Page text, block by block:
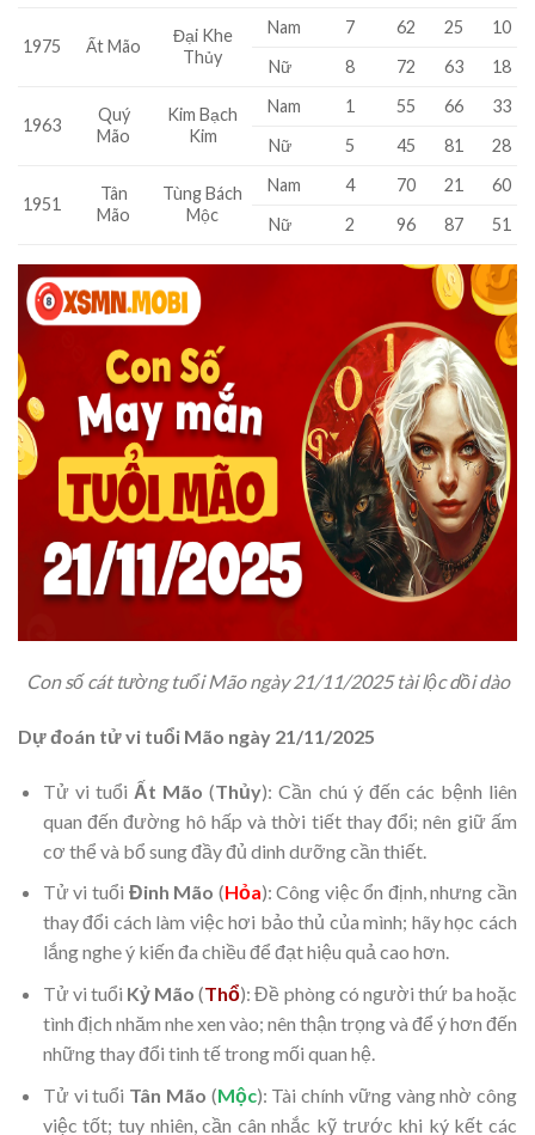
1975 Ất Mão
Đại Khe
Thủy
Nam 7 62 25
10
Nữ
8 72 63 18
1963
Quý
Mão
Kim Bạch
Kim
Nam 1 55 66
33
Nữ
5 45 81 28
1951
Tân
Mão
Tùng Bách
Mộc
Nam 4 70 21
60
Nữ
2 96 87 51
Con số cát tường tuổi Mão ngày 21/11/2025 tài lộc dồi dào
Dự đoán tử vi tuổi Mão ngày 21/11/2025
Tử vi tuổi Ất Mão (Thủy): Cần chú ý đến các bệnh liên
quan đến đường hô hấp và thời tiết thay đổi; nên giữ ấm
cơ thể và bổ sung đầy đủ dinh dưỡng cần thiết.
Tử vi tuổi Đinh Mão (Hỏa): Công việc ổn định, nhưng cần
thay đổi cách làm việc hơi bảo thủ của mình; hãy học cách
lắng nghe ý kiến đa chiều để đạt hiệu quả cao hơn.
Tử vi tuổi Kỷ Mão (Thổ): Đề phòng có người thứ ba hoặc
tình địch nhăm nhe xen vào; nên thận trọng và để ý hơn đến
những thay đổi tinh tế trong mối quan hệ.
Tử vi tuổi Tân Mão (Mộc): Tài chính vững vàng nhờ công
việc tốt; tuy nhiên, cần cân nhắc kỹ trước khi ký kết các